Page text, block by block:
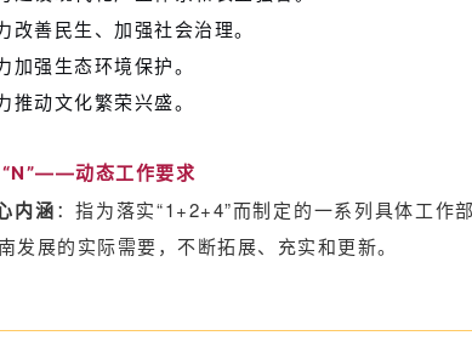
改善民生、加强社会治理。
加强生态环境保护。
推动文化繁荣兴盛。
动态工作要求
内涵：指为落实“1+2+4”而制定的一系列具体工
发展的实际需要，不断拓展、充实和更新。